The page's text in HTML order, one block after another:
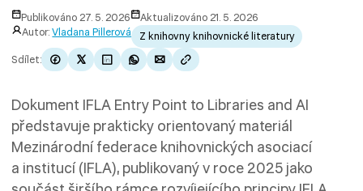
Publikováno 27. 5. 2026
Aktualizováno 21. 5. 2026
Autor:Vladana Pillerová
Z knihovny knihovnické literatury
Sdílet:
Dokument IFLA Entry Point to Libraries and AI
představuje prakticky orientovaný materiál
Mezinárodní federace knihovnických asociací
a institucí (IFLA), publikovaný v roce 2025 jako